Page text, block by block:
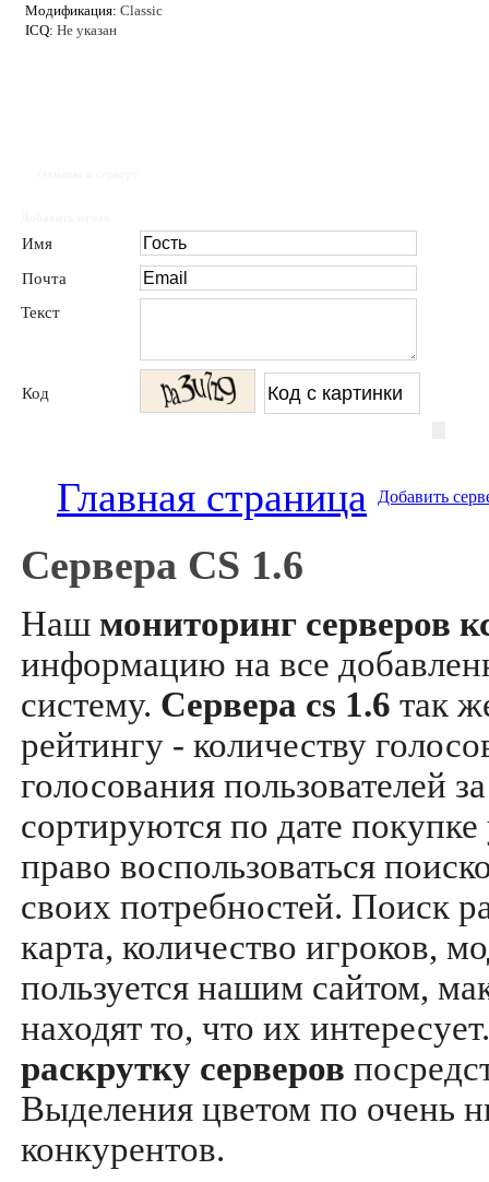
Модификация: Classic
ICQ: Не указан
Имя
Почта
Текст
Код
Главная страница Добавить
Сервера CS 1.6
Наш мониторинг серверов
информацию на все
систему. Сервера cs 1.6 так
рейтингу - количеству
голосования пользователей
сортируются по дате
право воспользоваться
своих потребностей. Поиск
карта, количество игроков,
пользуется нашим сайтом,
находят то, что их
раскрутку серверов
Выделения цветом по очень
конкурентов.